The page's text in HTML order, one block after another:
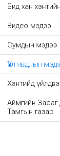
Бид хан
Видео мэдээ
Сумдын мэдээ
Үйл явдлын
Хэнтийд
Аймгийн Засаг
Тамгын газар